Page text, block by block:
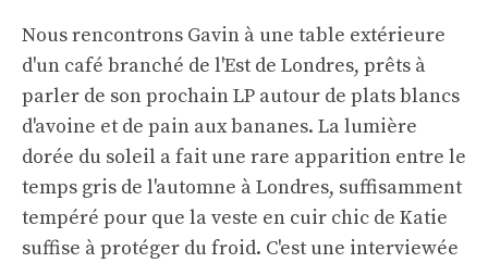
Nous rencontrons Gavin à une table extérieure
d'un café branché de l'Est de Londres, prêts à
parler de son prochain LP autour de plats blancs
d'avoine et de pain aux bananes. La lumière
dorée du soleil a fait une rare apparition entre le
temps gris de l'automne à Londres, suffisamment
tempéré pour que la veste en cuir chic de Katie
suffise à protéger du froid. C'est une interviewée